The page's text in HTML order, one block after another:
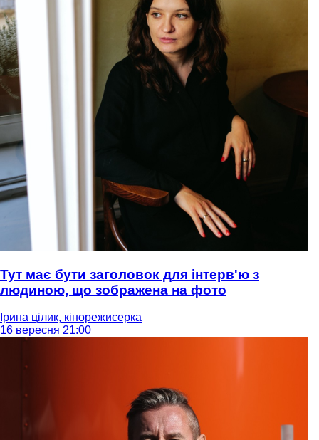
Тут має бути заголовок для інтерв'ю з
людиною, що зображена на фото
Ірина цілик, кінорежисерка
16 вересня 21:00